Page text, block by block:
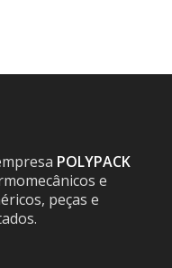
POLYPACK
e
peças e